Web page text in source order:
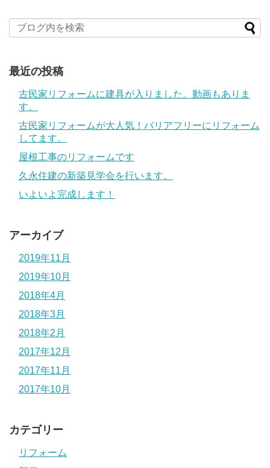
最近の投稿
古民家リフォームに建具が入りました。動画もありま
す。
古民家リフォームが大人気！バリアフリーにリフォーム
してます。
屋根工事のリフォームです
久永住建の新築見学会を行います。
いよいよ完成します！
アーカイブ
2019年11月
2019年10月
2018年4月
2018年3月
2018年2月
2017年12月
2017年11月
2017年10月
カテゴリー
リフォーム